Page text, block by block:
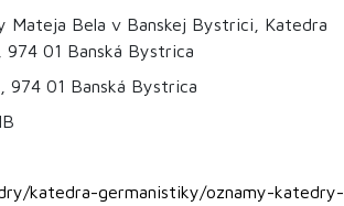
Mateja Bela v Banskej Bystrici, Katedra
974 01 Banská Bystrica
974 01 Banská Bystrica
katedra-germanistiky/oznamy-katedry-